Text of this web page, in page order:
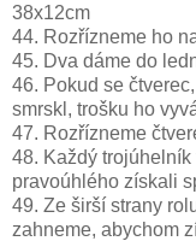
38x12cm
44. Rozřízneme ho
45. Dva dáme do
46. Pokud se
smrskl, trošku ho
47. Rozřízneme
48. Každý
pravoúhlého získali
49. Ze širší strany
zahneme, abychom